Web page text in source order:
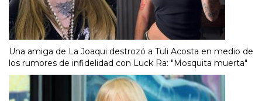
Una amiga de La Joaqui destrozó a Tuli Acosta en medio de
los rumores de infidelidad con Luck Ra: "Mosquita muerta"